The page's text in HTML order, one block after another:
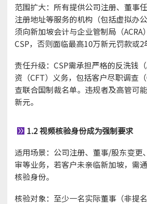
范围扩大：所有提供公司注册、董事
注册地址等服务的机构（包括虚拟办
须向新加坡会计与企业管制局（ACRA
CSP，否则面临最高10万新元罚款或2
责任升级：CSP需承担严格的反洗钱
资（CFT）义务，包括客户尽职调查
查联合国制裁名单。违规者及高管可
新元。
1.2 视频核验身份成为强制要求
适用场景：公司注册、董事/股东变更
审等业务，若客户未亲临新加坡，需
核验身份。
核验对象：至少一名实际董事（非提